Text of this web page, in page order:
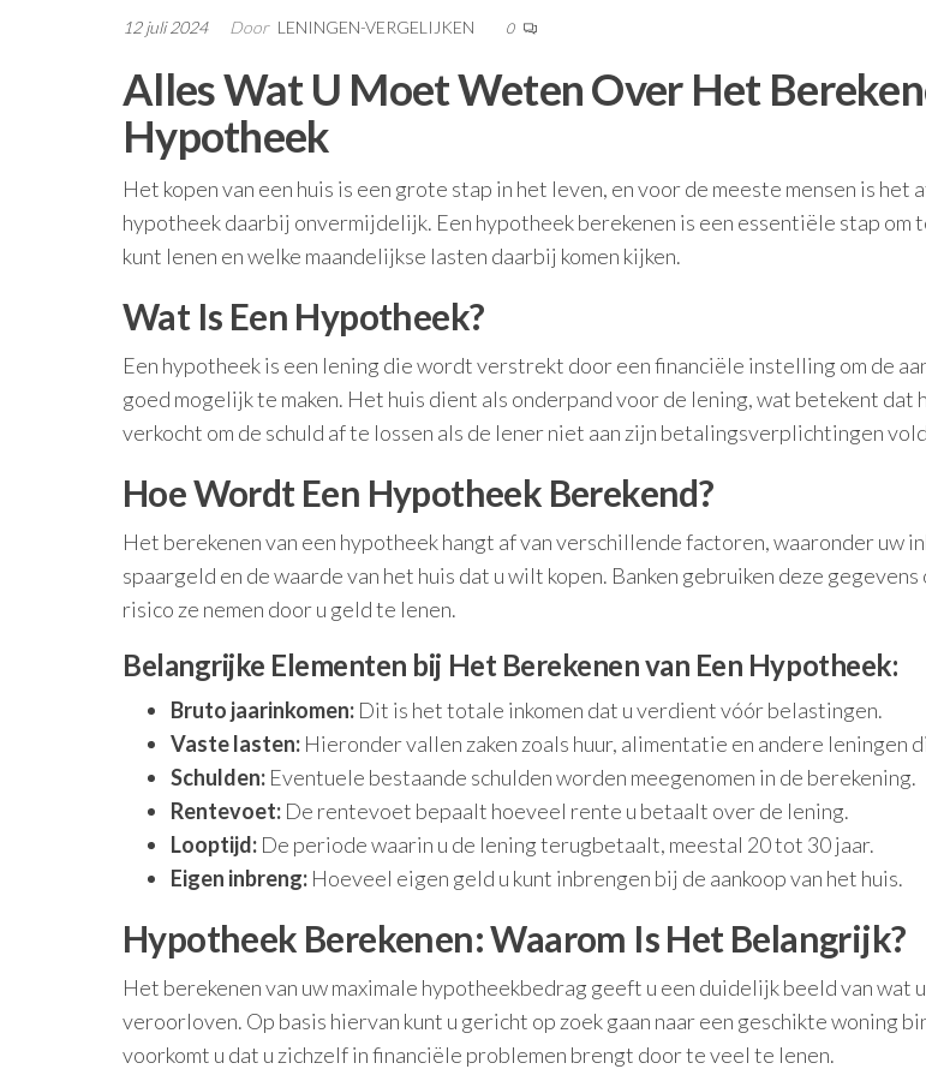
12 juli 2024 Door LENINGEN-VERGELIJKEN 0
Alles Wat U Moet Weten Over Het
Hypotheek
Het kopen van een huis is een grote stap in het leven, en voor de meeste mensen is het
hypotheek daarbij onvermijdelijk. Een hypotheek berekenen is een essentiële stap om
kunt lenen en welke maandelijkse lasten daarbij komen kijken.
Wat Is Een Hypotheek?
Een hypotheek is een lening die wordt verstrekt door een financiële instelling om de
goed mogelijk te maken. Het huis dient als onderpand voor de lening, wat betekent dat
verkocht om de schuld af te lossen als de lener niet aan zijn betalingsverplichtingen
Hoe Wordt Een Hypotheek Berekend?
Het berekenen van een hypotheek hangt af van verschillende factoren, waaronder uw
spaargeld en de waarde van het huis dat u wilt kopen. Banken gebruiken deze
risico ze nemen door u geld te lenen.
Belangrijke Elementen bij Het Berekenen van Een Hypotheek:
Bruto jaarinkomen: Dit is het totale inkomen dat u verdient vóór belastingen.
Vaste lasten: Hieronder vallen zaken zoals huur, alimentatie en andere leningen
Schulden: Eventuele bestaande schulden worden meegenomen in de berekening.
Rentevoet: De rentevoet bepaalt hoeveel rente u betaalt over de lening.
Looptijd: De periode waarin u de lening terugbetaalt, meestal 20 tot 30 jaar.
Eigen inbreng: Hoeveel eigen geld u kunt inbrengen bij de aankoop van het huis.
Hypotheek Berekenen: Waarom Is Het Belangrijk?
Het berekenen van uw maximale hypotheekbedrag geeft u een duidelijk beeld van wat
veroorloven. Op basis hiervan kunt u gericht op zoek gaan naar een geschikte woning
voorkomt u dat u zichzelf in financiële problemen brengt door te veel te lenen.